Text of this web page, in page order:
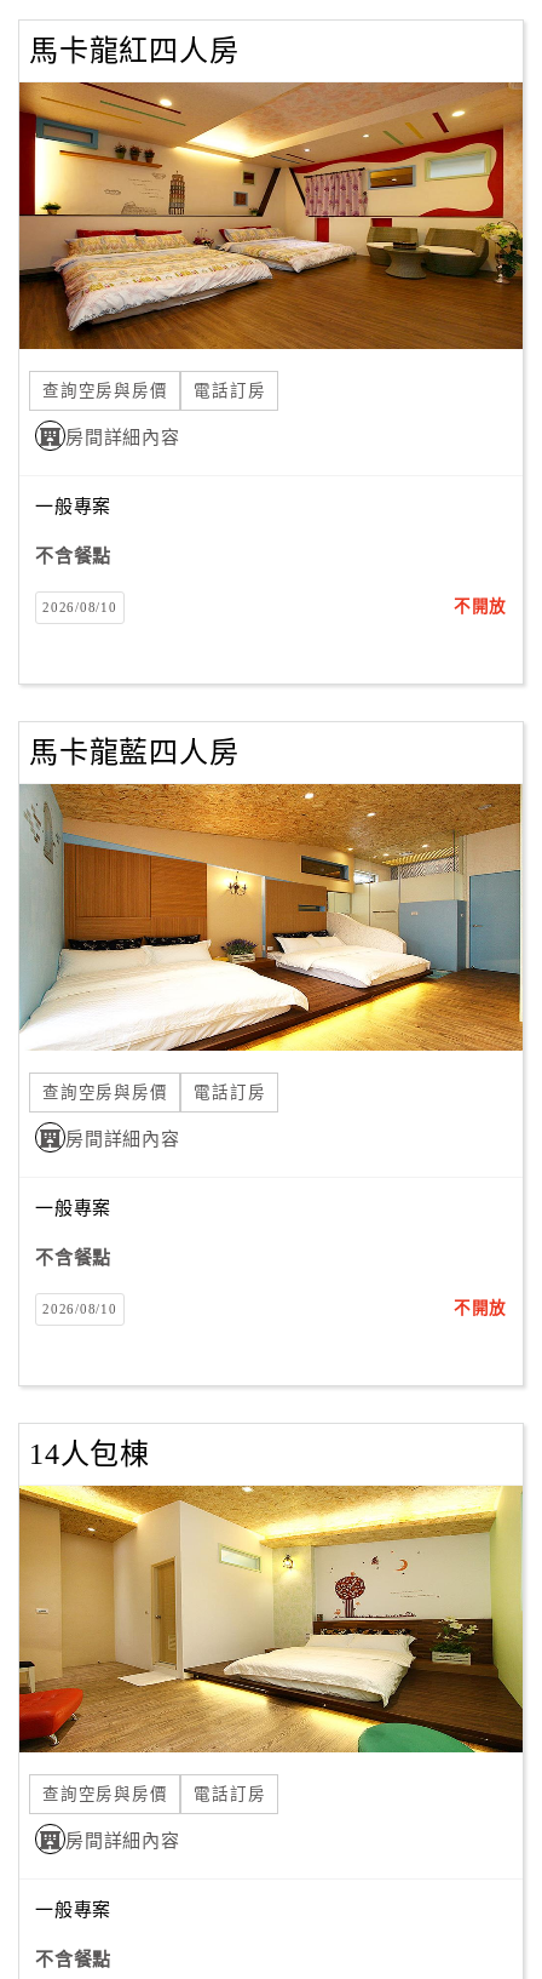
計
劃
品
馬卡龍紅四人房
查詢空房與房價 電話訂房
房間詳細內容
一般專案
不含餐點
2026/08/10 不開放
馬卡龍藍四人房
查詢空房與房價 電話訂房
房間詳細內容
一般專案
不含餐點
2026/08/10 不開放
14人包棟
查詢空房與房價 電話訂房
房間詳細內容
一般專案
不含餐點